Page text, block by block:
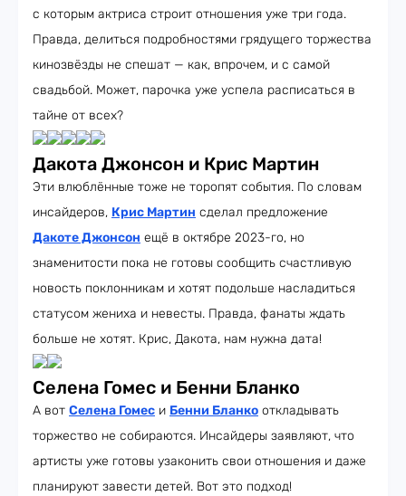
с которым актриса строит отношения уже три года.
Правда, делиться подробностями грядущего торжества
кинозвёзды не спешат — как, впрочем, и с самой
свадьбой. Может, парочка уже успела расписаться в
тайне от всех?
Дакота Джонсон и Крис Мартин
Эти влюблённые тоже не торопят события. По словам
инсайдеров, Крис Мартин сделал предложение
Дакоте Джонсон ещё в октябре 2023-го, но
знаменитости пока не готовы сообщить счастливую
новость поклонникам и хотят подольше насладиться
статусом жениха и невесты. Правда, фанаты ждать
больше не хотят. Крис, Дакота, нам нужна дата!
Селена Гомес и Бенни Бланко
А вот Селена Гомес и Бенни Бланко откладывать
торжество не собираются. Инсайдеры заявляют, что
артисты уже готовы узаконить свои отношения и даже
планируют завести детей. Вот это подход!